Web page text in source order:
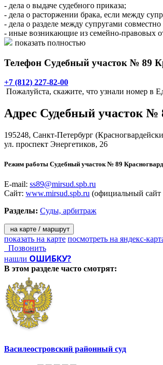
- дела о выдаче судебного приказа;
- дела о расторжении брака, если между
- дела о разделе между супругами
- иные возникающие из семейно-правовых
усыновлении (удочерении) ребенка;
- дела, возникающие из трудовых
- дела об определении порядка
- уголовные дела, предполагающих
показать полностью
Телефон Судебный участок № 89
+7 (812) 227-82-00
Пожалуйста, скажите, что узнали номер в
Адрес Судебный участок №
195248, Санкт-Петербург
ул. проспект Энергетиков, 26
Режим работы Судебный участок № 89
E-mail: ss89@mirsud.spb.ru
Сайт: www.mirsud.spb.ru (официальный сайт
Разделы: Суды, арбитраж
на карте / маршрут
показать на карте посмотреть на яндекс-
Позвонить
нашли ОШИБКУ?
В этом разделе часто смотрят:
Василеостровский районный суд